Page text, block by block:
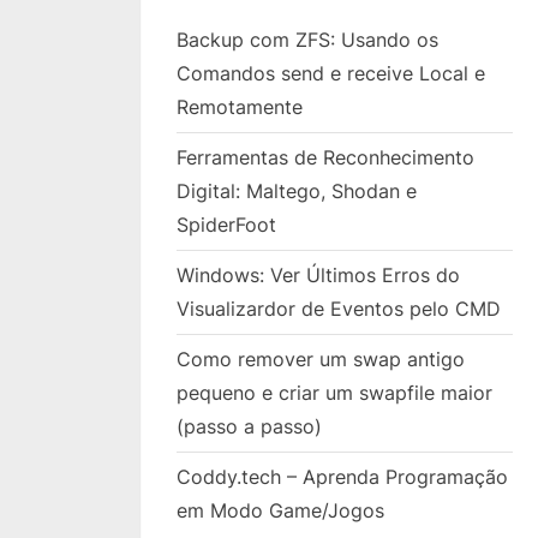
Backup com ZFS: Usando os
Comandos send e receive Local e
Remotamente
Ferramentas de Reconhecimento
Digital: Maltego, Shodan e
SpiderFoot
Windows: Ver Últimos Erros do
Visualizardor de Eventos pelo CMD
Como remover um swap antigo
pequeno e criar um swapfile maior
(passo a passo)
Coddy.tech – Aprenda Programação
em Modo Game/Jogos